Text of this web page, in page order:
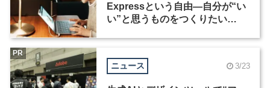
Expressという自由―自分が“い
い”と思うものをつくりたい
ニュース 3/23
PR